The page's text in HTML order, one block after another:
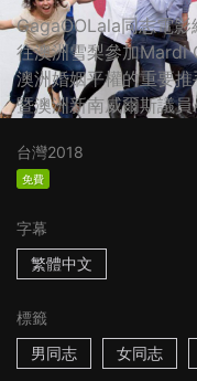
GagaOOLala同志電
往澳洲雪梨參加Mardi
澳洲婚姻平權的重要
暨澳洲新南威爾斯議員
台灣2018
免費
字幕
繁體中文
標籤
男同志
女同志